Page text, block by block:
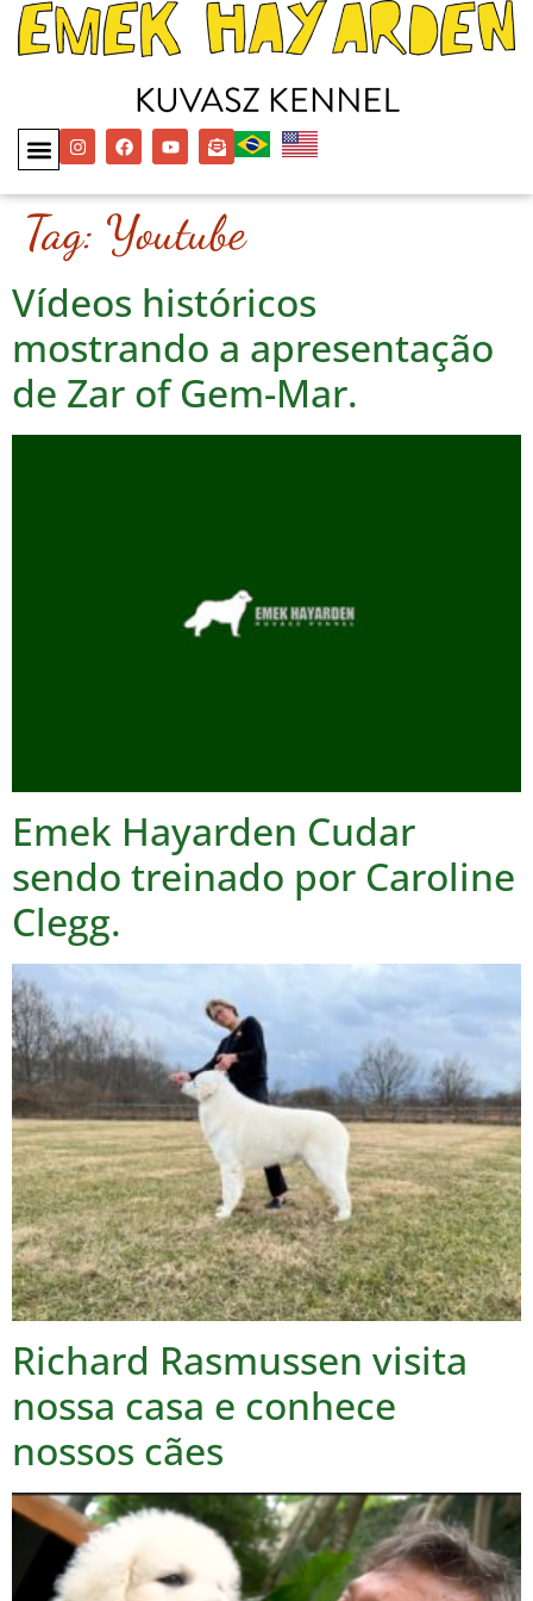
Tag: Youtube
Vídeos históricos
mostrando a apresentação
de Zar of Gem-Mar.
Emek Hayarden Cudar
sendo treinado por Caroline
Clegg.
Richard Rasmussen visita
nossa casa e conhece
nossos cães